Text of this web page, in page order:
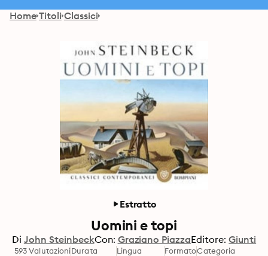
Home Titoli Classici
Estratto
Uomini e topi
Di John SteinbeckCon: Graziano PiazzaEditore: Giunti
593 ValutazioniDurata Lingua FormatoCategoria